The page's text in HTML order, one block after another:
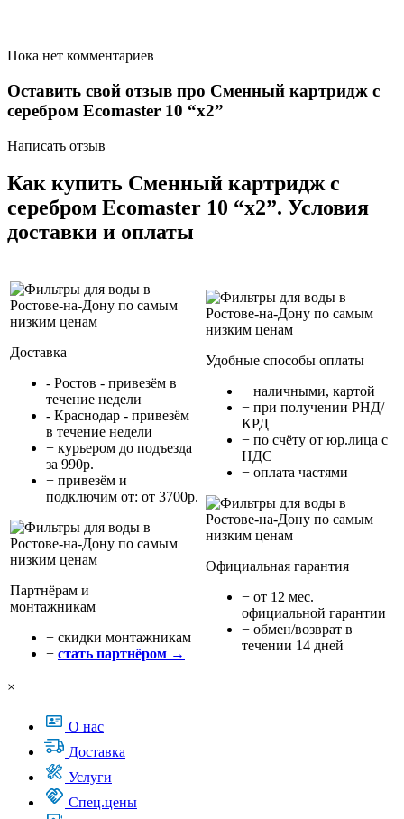
Пока нет комментариев
Оставить свой отзыв про Сменный картридж с
серебром Ecomaster 10 “х2”
Написать отзыв
Как купить Сменный картридж с
серебром Ecomaster 10 “х2”. Условия
доставки и оплаты
Доставка
- Ростов - привезём в
течение недели
- Краснодар - привезём
в течение недели
− курьером до подъезда
за 990р.
− привезём и
подключим от: от 3700р.
Партнёрам и
монтажникам
− cкидки монтажникам
− стать партнёром →
Удобные способы оплаты
− наличными, картой
− при получении РНД/
КРД
− по счёту от юр.лица с
НДС
− оплата частями
Официальная гарантия
− от 12 мес.
официальной гарантии
− обмен/возврат в
течении 14 дней
×
О нас
Доставка
Услуги
Спец.цены